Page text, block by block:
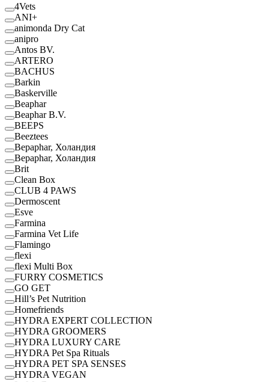
4Vets
ANI+
animonda Dry Cat
anipro
Antos BV.
ARTERO
BACHUS
Barkin
Baskerville
Beaphar
Beaphar B.V.
BEEPS
Beeztees
Bepaphar, Холандия
Bepaphar, Холандия
Brit
Clean Box
CLUB 4 PAWS
Dermoscent
Esve
Farmina
Farmina Vet Life
Flamingo
flexi
flexi Multi Box
FURRY COSMETICS
GO GET
Hill’s Pet Nutrition
Homefriends
HYDRA EXPERT COLLECTION
HYDRA GROOMERS
HYDRA LUXURY CARE
HYDRA Pet Spa Rituals
HYDRA PET SPA SENSES
HYDRA VEGAN